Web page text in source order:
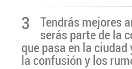
3 Tendrás mejores
serás parte de la
que pasa en la
la confusión y los